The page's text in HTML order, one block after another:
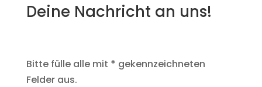
Deine Nachricht an uns!
Bitte fülle alle mit * gekennzeichneten
Felder aus.